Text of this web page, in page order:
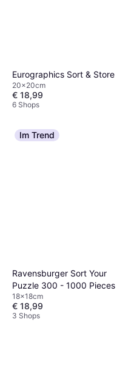
Eurographics Sort & Store
20x20cm
€ 18,99
6 Shops
Im Trend
Ravensburger Sort Your
Puzzle 300 - 1000 Pieces
18x18cm
€ 18,99
3 Shops